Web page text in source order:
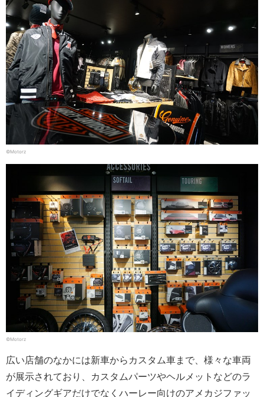
©Motorz
©Motorz
広い店舗のなかには新車からカスタム車まで、様々な車両
が展示されており、カスタムパーツやヘルメットなどのラ
イディングギアだけでなくハーレー向けのアメカジファッ